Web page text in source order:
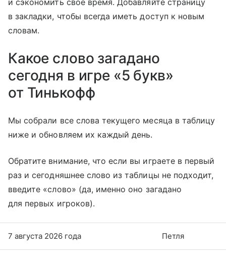
и сэкономить свое время. Добавляйте страницу
в закладки, чтобы всегда иметь доступ к новым
словам.
Какое слово загадано
сегодня в игре «5 букв»
от Тинькофф
Мы собрали все слова текущего месяца в таблицу
ниже и обновляем их каждый день.
Обратите внимание, что если вы играете в первый
раз и сегодняшнее слово из таблицы не подходит,
введите «слово» (да, именно оно загадано
для первых игроков).
7 августа 2026 года Петля